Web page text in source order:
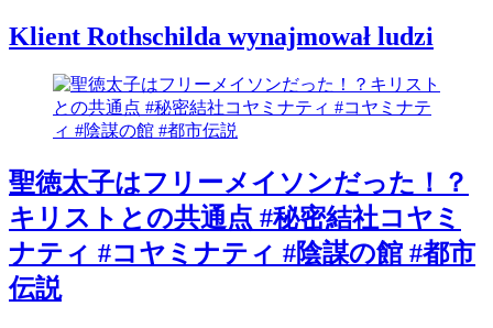
Klient Rothschilda wynajmował ludzi
聖徳太子はフリーメイソンだった！？
キリストとの共通点 #秘密結社コヤミ
ナティ #コヤミナティ #陰謀の館 #都市
伝説